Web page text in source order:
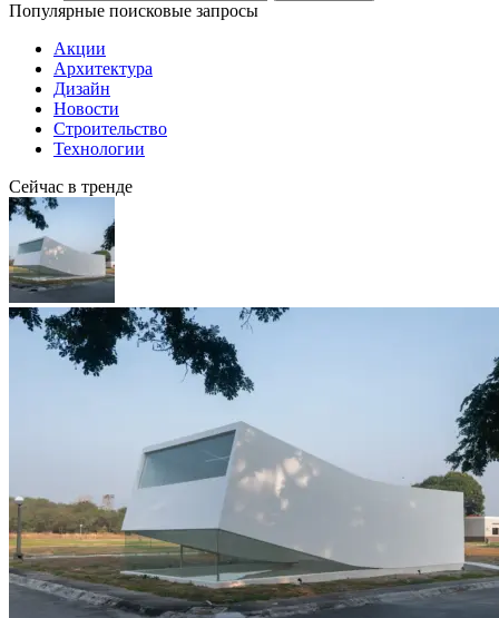
Популярные поисковые запросы
Акции
Архитектура
Дизайн
Новости
Строительство
Технологии
Сейчас в тренде